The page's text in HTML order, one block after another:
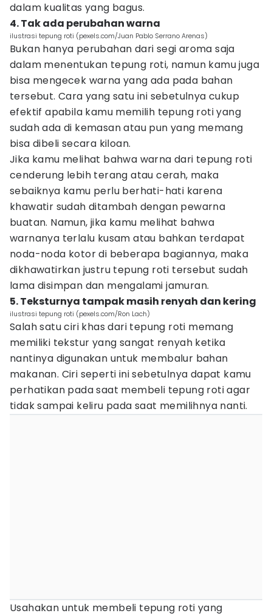
dalam kualitas yang bagus.
4. Tak ada perubahan warna
ilustrasi tepung roti (pexels.com/Juan Pablo Serrano Arenas)
Bukan hanya perubahan dari segi aroma saja
dalam menentukan tepung roti, namun kamu juga
bisa mengecek warna yang ada pada bahan
tersebut. Cara yang satu ini sebetulnya cukup
efektif apabila kamu memilih tepung roti yang
sudah ada di kemasan atau pun yang memang
bisa dibeli secara kiloan.
Jika kamu melihat bahwa warna dari tepung roti
cenderung lebih terang atau cerah, maka
sebaiknya kamu perlu berhati-hati karena
khawatir sudah ditambah dengan pewarna
buatan. Namun, jika kamu melihat bahwa
warnanya terlalu kusam atau bahkan terdapat
noda-noda kotor di beberapa bagiannya, maka
dikhawatirkan justru tepung roti tersebut sudah
lama disimpan dan mengalami jamuran.
5. Teksturnya tampak masih renyah dan kering
ilustrasi tepung roti (pexels.com/Ron Lach)
Salah satu ciri khas dari tepung roti memang
memiliki tekstur yang sangat renyah ketika
nantinya digunakan untuk membalur bahan
makanan. Ciri seperti ini sebetulnya dapat kamu
perhatikan pada saat membeli tepung roti agar
tidak sampai keliru pada saat memilihnya nanti.
Usahakan untuk membeli tepung roti yang